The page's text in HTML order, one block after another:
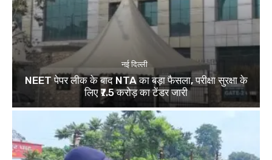
नई दिल्ली
NEET पेपर लीक के बाद NTA का बड़ा फैसला, परीक्षा सुरक्षा के
लिए ₹7.5 करोड़ का टेंडर जारी